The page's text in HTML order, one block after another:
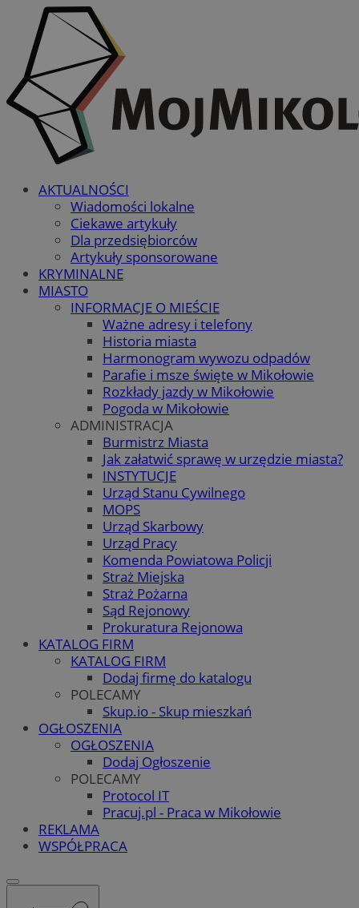
AKTUALNOŚCI
Wiadomości lokalne
Ciekawe artykuły
Dla przedsiębiorców
Artykuły sponsorowane
KRYMINALNE
MIASTO
INFORMACJE O MIEŚCIE
Ważne adresy i telefony
Historia miasta
Harmonogram wywozu odpadów
Parafie i msze święte w Mikołowie
Rozkłady jazdy w Mikołowie
Pogoda w Mikołowie
ADMINISTRACJA
Burmistrz Miasta
Jak załatwić sprawę w urzędzie miasta?
INSTYTUCJE
Urząd Stanu Cywilnego
MOPS
Urząd Skarbowy
Urząd Pracy
Komenda Powiatowa Policji
Straż Miejska
Straż Pożarna
Sąd Rejonowy
Prokuratura Rejonowa
KATALOG FIRM
KATALOG FIRM
Dodaj firmę do katalogu
POLECAMY
Skup.io - Skup mieszkań
OGŁOSZENIA
OGŁOSZENIA
Dodaj Ogłoszenie
POLECAMY
Protocol IT
Pracuj.pl - Praca w Mikołowie
REKLAMA
WSPÓŁPRACA